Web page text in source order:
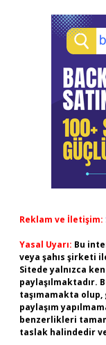
Reklam ve İletişim:
Yasal Uyarı: Bu
veya şahıs şirketi
Sitede yalnızca
paylaşılmaktadır.
taşımamakta
paylaşım
benzerlikleri
taslak halindedir